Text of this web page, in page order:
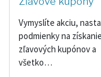
Vymyslíte akciu,
podmienky na získanie
zľavových kupónov a
všetko…